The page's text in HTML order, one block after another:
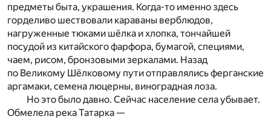
предметы быта, украшения. Когда-то именно здесь
горделиво шествовали караваны верблюдов,
нагруженные тюками шёлка и хлопка, тончайшей
посудой из китайского фарфора, бумагой, специями,
чаем, рисом, бронзовыми зеркалами. Назад
по Великому Шёлковому пути отправлялись ферганские
аргамаки, семена люцерны, виноградная лоза.
Но это было давно. Сейчас население села убывает.
Обмелела река Татарка —